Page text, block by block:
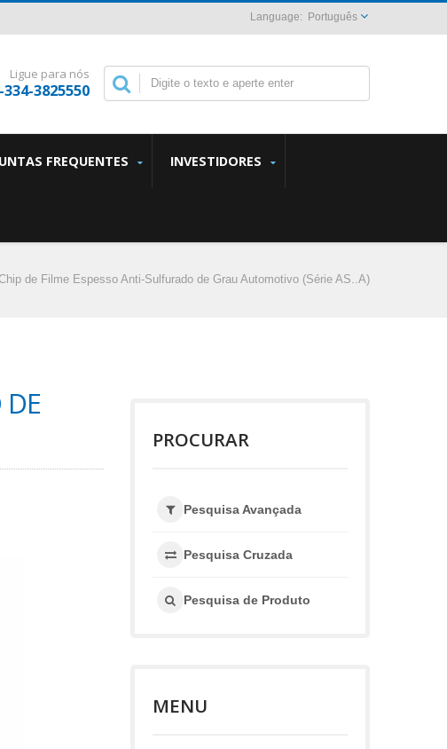
Português
Ligue para nós
3825550
FREQUENTES INVESTIDORES
de Filme Espesso Anti-Sulfurado de Grau Automotivo (Série AS..A)
DE
PROCURAR
Pesquisa Avançada
Pesquisa Cruzada
Pesquisa de Produto
MENU